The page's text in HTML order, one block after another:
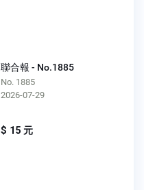
聯合報 - No.1885
No. 1885
2026-07-29
$ 15 元